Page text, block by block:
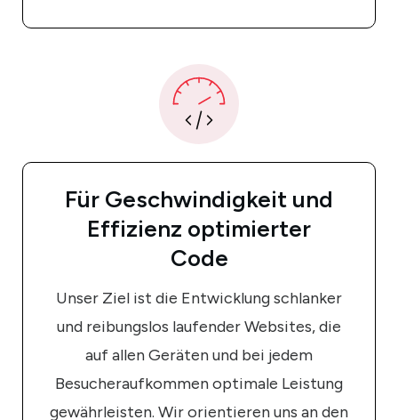
Für Geschwindigkeit und
Effizienz optimierter
Code
Unser Ziel ist die Entwicklung schlanker
und reibungslos laufender Websites, die
auf allen Geräten und bei jedem
Besucheraufkommen optimale Leistung
gewährleisten. Wir orientieren uns an den